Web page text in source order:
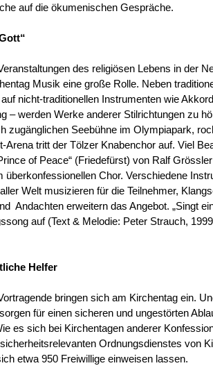
auf die ökumenischen Gespräche.
des religiösen Lebens in der
Musik eine große Rolle. Neben
nicht-traditionellen Instrumenten wie
– werden Werke anderer Stilrichtungen zu
zugänglichen Seebühne im Olympiapark,
Arena tritt der Tölzer Knabenchor auf. Viel
of Peace“ (Friedefürst) von Ralf
überkonfessionellen Chor. Verschiedene
Welt musizieren für die Teilnehmer,
Andachten erweitern das Angebot. „Singt
auf (Text & Melodie: Peter Strauch,
Helfer
bringen sich am Kirchentag ein.
für einen sicheren und ungestörten
es sich bei Kirchentagen anderer
Ordnungsdienstes von
etwa 950 Freiwillige einweisen lassen.